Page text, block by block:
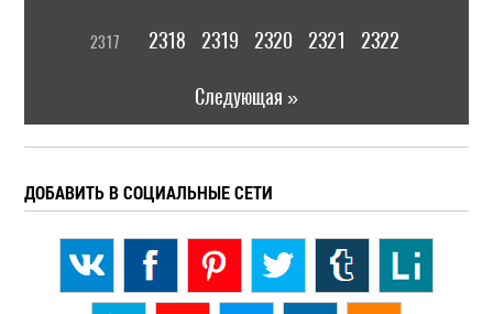
2317 2318 2319 2320 2321 2322
Следующая »
ДОБАВИТЬ В СОЦИАЛЬНЫЕ СЕТИ